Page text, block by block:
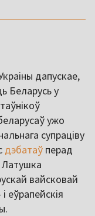
дапускае,
Беларусь у
ужо
супраціву
дэбатаў перад
вайсковай
еўрапейскія